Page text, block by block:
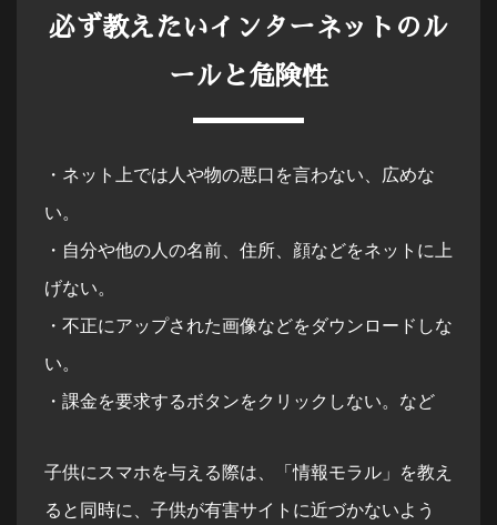
必ず教えたいインターネットのル
ールと危険性
・ネット上では人や物の悪口を言わない、広めな
い。
・自分や他の人の名前、住所、顔などをネットに上
げない。
・不正にアップされた画像などをダウンロードしな
い。
・課金を要求するボタンをクリックしない。など
子供にスマホを与える際は、「情報モラル」を教え
ると同時に、子供が有害サイトに近づかないよう